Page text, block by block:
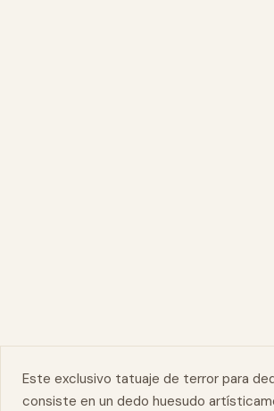
Este exclusivo tatuaje de terror para
consiste en un dedo huesudo